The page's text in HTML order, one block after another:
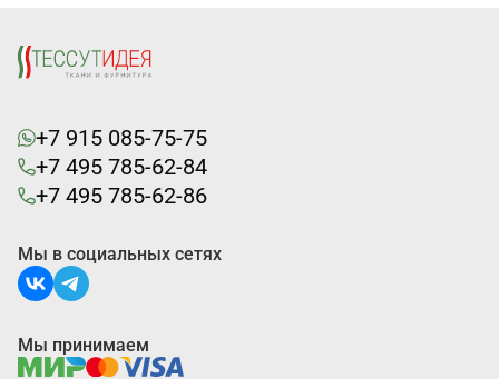
+7 915 085-75-75
+7 495 785-62-84
+7 495 785-62-86
Мы в социальных сетях
Мы принимаем